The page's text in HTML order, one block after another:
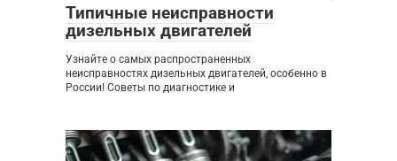
Типичные неисправности
дизельных двигателей
Узнайте о самых распространенных
неисправностях дизельных двигателей, особенно в
России! Советы по диагностике и